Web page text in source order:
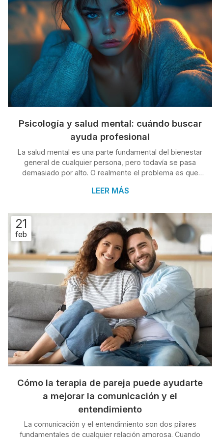
Psicología y salud mental: cuándo buscar
ayuda profesional
La salud mental es una parte fundamental del bienestar
general de cualquier persona, pero todavía se pasa
demasiado por alto. O realmente el problema es que
buscar ayuda profesional para tratar problemas como el
que estos problemas se agraven con el tiempo. Para
ayudarte, desde nuestro servicio de psicología en O
Porriño, te queremos contar cuándo es necesario acudir
a un psicólogo, una decisi...
LEER MÁS
21
feb
Cómo la terapia de pareja puede ayudarte
a mejorar la comunicación y el
entendimiento
La comunicación y el entendimiento son dos pilares
fundamentales de cualquier relación amorosa. Cuando